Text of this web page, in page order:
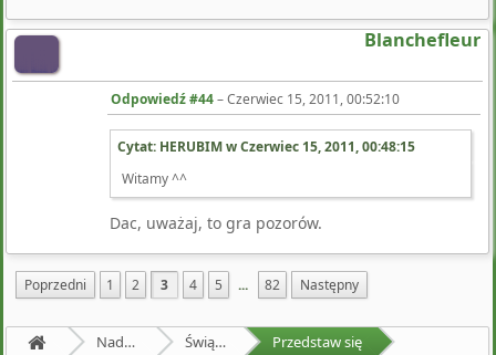
Blanchefleur
Odpowiedź #44–Czerwiec 15, 2011, 00:52:10
Cytat: HERUBIM wCzerwiec 15, 2011, 00:48:15
Witamy ^^
Dac, uważaj, to gra pozorów.
Poprzedni 1 2 3 4 5 ... 82 Następny
Nadprzyrodzona Granica Świątynia Hakurei Przedstaw się